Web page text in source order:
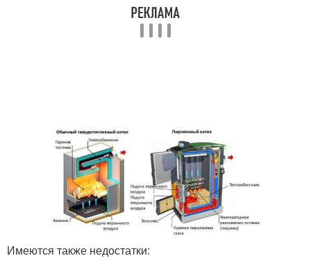
Имеются также недостатки: